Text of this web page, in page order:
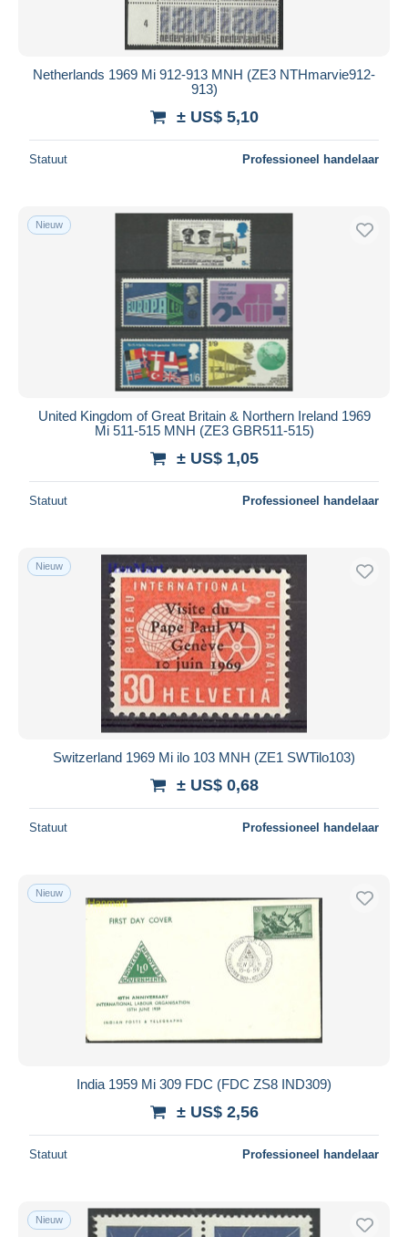
Netherlands 1969 Mi 912-913 MNH (ZE3 NTHmarvie912-
913)
± US$ 5,10
Statuut Professioneel handelaar
Nieuw
United Kingdom of Great Britain & Northern Ireland 1969
Mi 511-515 MNH (ZE3 GBR511-515)
± US$ 1,05
Statuut Professioneel handelaar
Nieuw
Switzerland 1969 Mi ilo 103 MNH (ZE1 SWTilo103)
± US$ 0,68
Statuut Professioneel handelaar
Nieuw
India 1959 Mi 309 FDC (FDC ZS8 IND309)
± US$ 2,56
Statuut Professioneel handelaar
Nieuw